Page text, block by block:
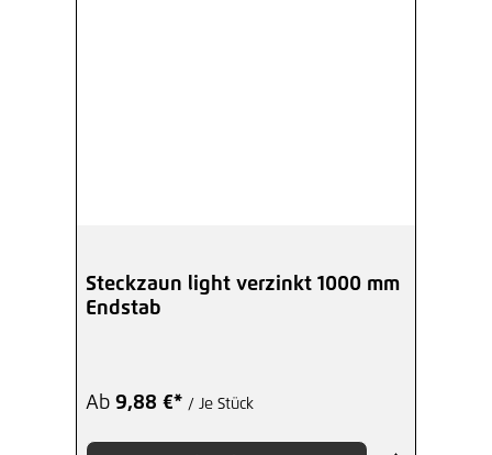
Steckzaun light verzinkt 1000 mm
Endstab
Ab 9,88 €* / Je Stück